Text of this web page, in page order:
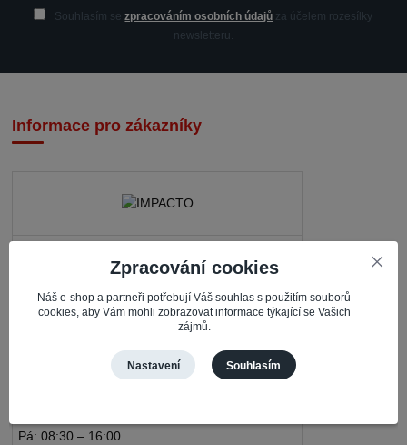
Souhlasím sezpracováním osobních údajů za účelem rozesílky
newsletteru.
Informace pro zákazníky
735 81 Bohumín – Nový Bohumín
Pá: 08:30 – 16:00
Zpracování cookies
Náš e-shop a partneři potřebují Váš souhlas s použitím souborů
cookies, aby Vám mohli zobrazovat informace týkající se Vašich
zájmů.
Nastavení Souhlasím